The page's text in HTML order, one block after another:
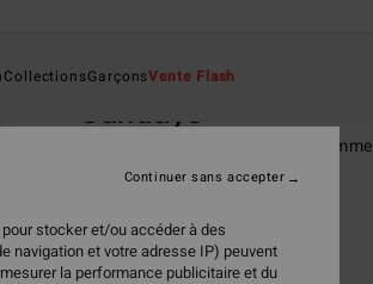
CollectionsGarçonsVente Flash
Sundays
Haut manches courtes Beige homme
31,48 €
BONS PLANS
stocker et/ou accéder à des
navigation et votre adresse IP) peuvent
la performance publicitaire et du
Continuer sans accepter